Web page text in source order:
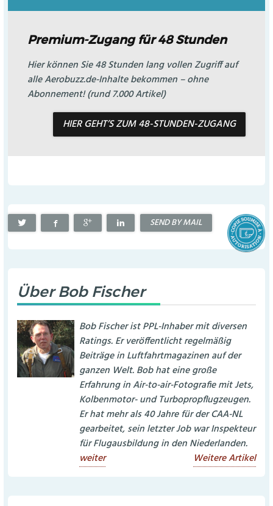
Premium-Zugang für 48 Stunden
Hier können Sie 48 Stunden lang vollen Zugriff auf
alle Aerobuzz.de-Inhalte bekommen – ohne
Abonnement! (rund 7.000 Artikel)
HIER GEHT’S ZUM 48-STUNDEN-ZUGANG
SEND BY MAIL
ÜberBob Fischer
Bob Fischer ist PPL-Inhaber mit diversen
Ratings. Er veröffentlicht regelmäßig
Beiträge in Luftfahrtmagazinen auf der
ganzen Welt. Bob hat eine große
Erfahrung in Air-to-air-Fotografie mit Jets,
Kolbenmotor- und Turbopropflugzeugen.
Er hat mehr als 40 Jahre für der CAA-NL
gearbeitet, sein letzter Job war Inspekteur
für Flugausbildung in den Niederlanden.
weiter
Weitere Artikel